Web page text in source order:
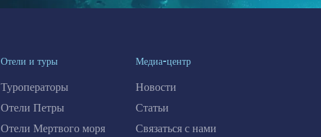
Отели и туры
Туроператоры
Отели Петры
Отели Мертвого моря
Медиа-центр
Новости
Статьи
Связаться с нами